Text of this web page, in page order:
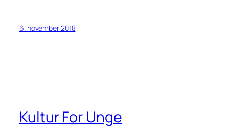
6. november 2018
Kultur For Unge